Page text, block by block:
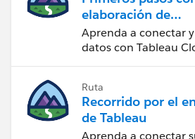
elaboración de
contenido web en
Tableau Cloud
Aprenda a conectar
datos con Tableau
Ruta
Recorrido por el
de Tableau
Aprenda a conectar